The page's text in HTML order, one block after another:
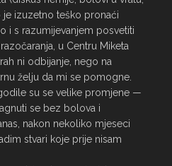
izuzetno teško pronaći
i s razumijevanjem posvetiti
u Centru Miketa
ni odbijanje, nego na
želju da mi se pomogne.
su se velike promjene —
se bez bolova i
nakon nekoliko mjeseci
stvari koje prije nisam